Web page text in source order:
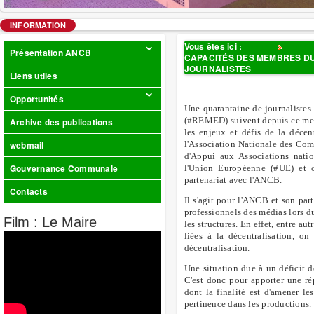
INFORMATION
Présentation ANCB
Liens utiles
Opportunités
Archive des publications
webmail
Gouvernance Communale
Contacts
Film : Le Maire
Vous êtes ici :
CAPACITÉS DES MEMBRES
JOURNALISTES
Une quarantaine de
(#REMED) suivent depuis ce
les enjeux et défis de la
l'Association Nationale des
d'Appui aux Associations
l'Union Européenne (#UE) et
partenariat avec l'ANCB.
Il s'agit pour l'ANCB et son
professionnels des médias lors
les structures. En effet, entre
liées à la décentralisation,
décentralisation.
Une situation due à un déficit
C'est donc pour apporter une
dont la finalité est d'amener
pertinence dans les productions.